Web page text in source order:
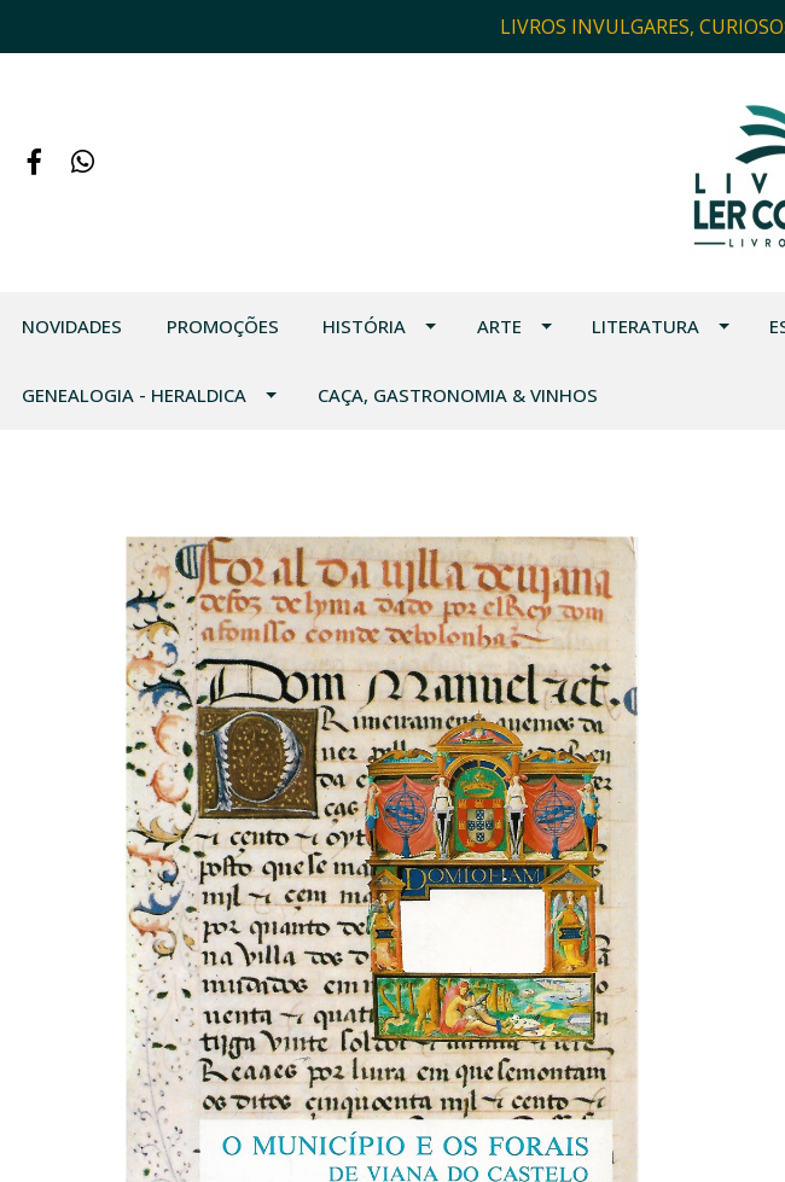
LIVROS INVULGARES,
NOVIDADES PROMOÇÕES HISTÓRIA ARTE LITERATURA
GENEALOGIA - HERALDICA CAÇA, GASTRONOMIA & VINHOS